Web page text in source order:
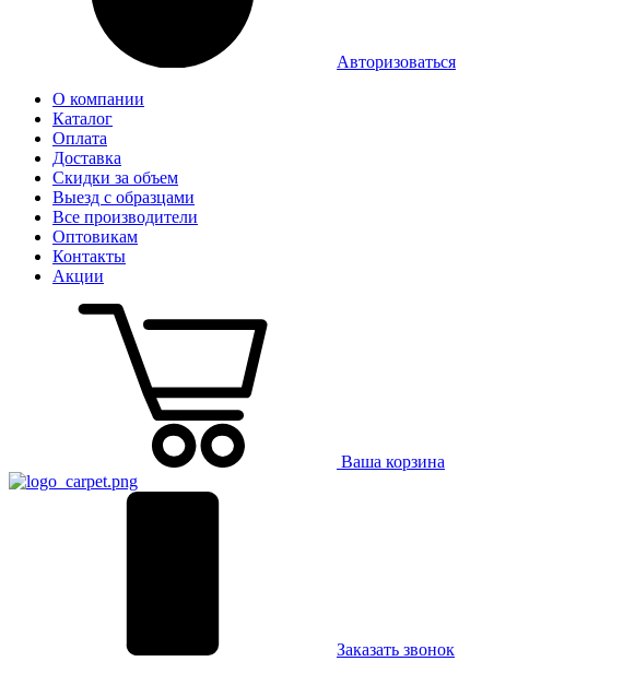
Авторизоваться
О компании
Каталог
Оплата
Доставка
Скидки за объем
Выезд с образцами
Все производители
Оптовикам
Контакты
Акции
Ваша корзина
Заказать звонок